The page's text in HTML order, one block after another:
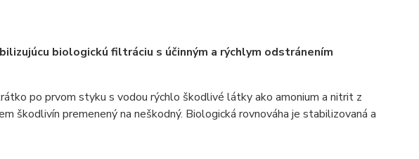
biologickú filtráciu s účinným a rýchlym odstránením
po prvom styku s vodou rýchlo škodlivé látky ako amonium a nitrit z
škodlivín premenený na neškodný. Biologická rovnováha je stabilizovaná a